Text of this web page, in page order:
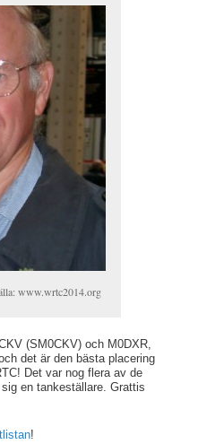
www.wrtc2014.org
(SM0CKV) och M0DXR,
det är den bästa placering
Det var nog flera av de
en tankeställare. Grattis
!